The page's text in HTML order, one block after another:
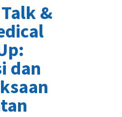
&
dan